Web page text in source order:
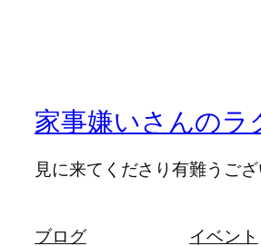
家事嫌いさんのラ
見に来てくださり有難うござ
ブログ イベント